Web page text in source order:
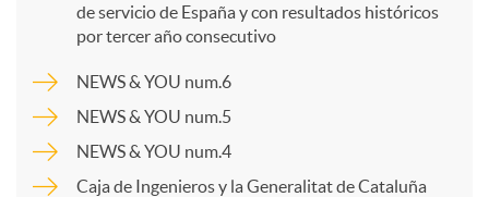
a
r
de servicio de España y con resultados históricos
por tercer año consecutivo
NEWS & YOU num.6
NEWS & YOU num.5
NEWS & YOU num.4
Caja de Ingenieros y la Generalitat de Cataluña